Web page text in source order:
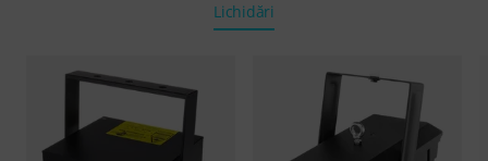
Lichidări